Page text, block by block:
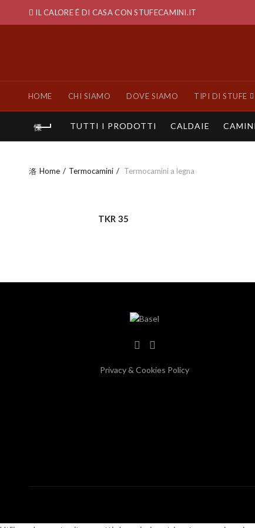
IL CALORE É DI CASA CON STUFECAMINI.IT
HOME CHI SIAMO DOVE SIAMO TIPI DI STUFE
TUTTI I PRODOTTI CALDAIE CAMINI
Home Termocamini Termocamini a legna
TKR 35
Privacy & Cookies Policy